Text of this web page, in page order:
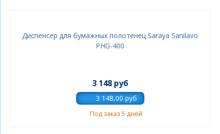
Диспенсер для бумажных полотенец Saraya Sanilavo
PHG-400
3 148 руб
Под заказ 5 дней